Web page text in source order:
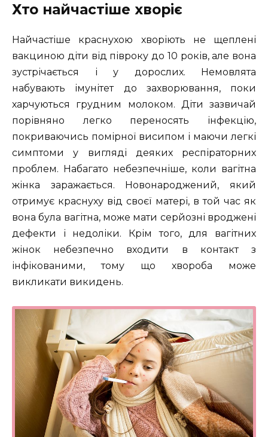
Хто найчастіше хворіє
Найчастіше краснухою хворіють не щеплені
вакциною діти від півроку до 10 років, але вона
зустрічається і у дорослих. Немовлята
набувають імунітет до захворювання, поки
харчуються грудним молоком. Діти зазвичай
порівняно легко переносять інфекцію,
покриваючись помірної висипом і маючи легкі
симптоми у вигляді деяких респіраторних
проблем. Набагато небезпечніше, коли вагітна
жінка заражається. Новонароджений, який
отримує краснуху від своєї матері, в той час як
вона була вагітна, може мати серйозні вроджені
дефекти і недоліки. Крім того, для вагітних
жінок небезпечно входити в контакт з
інфікованими, тому що хвороба може
викликати викидень.